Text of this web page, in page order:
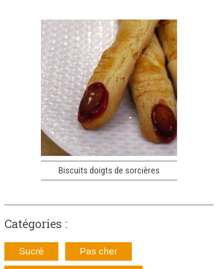
Biscuits doigts de sorcières
Catégories :
Sucré Pas cher